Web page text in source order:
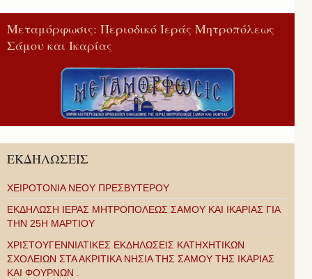
Μεταμόρφωσις: Περιοδικό Ιεράς Μητροπόλεως
Σάμου και Ικαρίας
ΕΚΔΗΛΩΣΕΙΣ
ΧΕΙΡΟΤΟΝΙΑ ΝΕΟΥ ΠΡΕΣΒΥΤΕΡΟΥ
ΕΚΔΗΛΩΣΗ ΙΕΡΑΣ ΜΗΤΡΟΠΟΛΕΩΣ ΣΑΜΟΥ ΚΑΙ ΙΚΑΡΙΑΣ ΓΙΑ
ΤΗΝ 25Η ΜΑΡΤΙΟΥ
ΧΡΙΣΤΟΥΓΕΝΝΙΑΤΙΚΕΣ ΕΚΔΗΛΩΣΕΙΣ ΚΑΤΗΧΗΤΙΚΩΝ
ΣΧΟΛΕΙΩΝ ΣΤΑ ΑΚΡΙΤΙΚΑ ΝΗΣΙΑ ΤΗΣ ΣΑΜΟΥ ΤΗΣ ΙΚΑΡΙΑΣ
ΚΑΙ ΦΟΥΡΝΩΝ .